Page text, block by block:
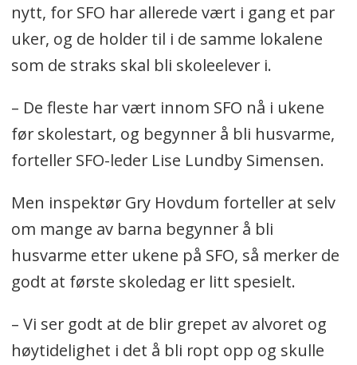
nytt, for SFO har allerede vært i gang et par
uker, og de holder til i de samme lokalene
som de straks skal bli skoleelever i.
– De fleste har vært innom SFO nå i ukene
før skolestart, og begynner å bli husvarme,
forteller SFO-leder Lise Lundby Simensen.
Men inspektør Gry Hovdum forteller at selv
om mange av barna begynner å bli
husvarme etter ukene på SFO, så merker de
godt at første skoledag er litt spesielt.
– Vi ser godt at de blir grepet av alvoret og
høytidelighet i det å bli ropt opp og skulle